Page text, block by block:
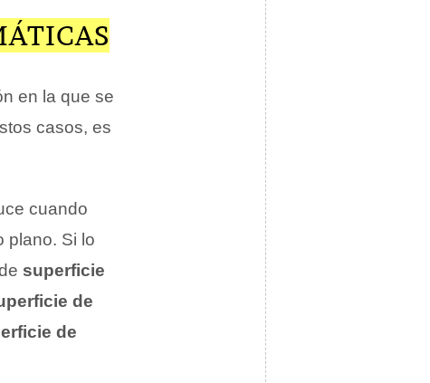
en la que se
casos, es
cuando
plano. Si lo
superficie
de
de